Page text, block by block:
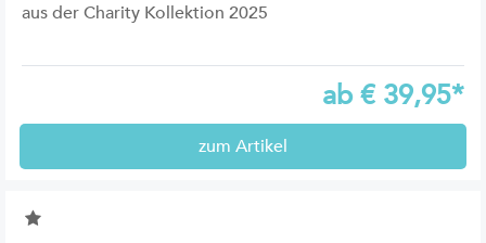
aus der Charity Kollektion 2025
ab€ 39,95*
zum Artikel